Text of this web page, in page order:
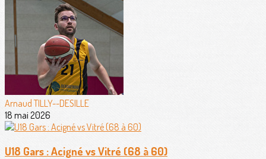
Arnaud TILLY--DESILLE
18 mai 2026
U18 Gars : Acigné vs Vitré (68 à 60)